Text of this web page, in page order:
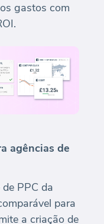
gastos com
agências de
PPC da
para
a criação de